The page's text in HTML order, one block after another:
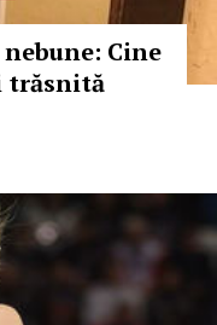
Cine
trăsnită